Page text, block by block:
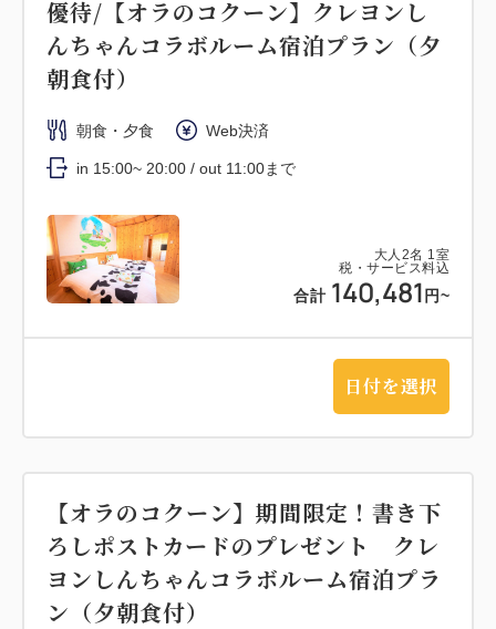
大人 2名 1 室
税・サービス料込
合計 140,481 円~
優待/【オラのコクーン】クレヨンし
んちゃんコラボルーム宿泊プラン（夕
朝食付）
朝食・夕食 Web決済
in 15:00~ 20:00 / out 11:00まで
日付を選択
【オラのコクーン】期間限定！書き下
ろしポストカードのプレゼント クレ
ヨンしんちゃんコラボルーム宿泊プラ
ン（夕朝食付）